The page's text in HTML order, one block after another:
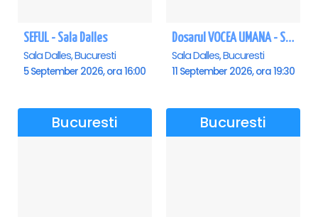
SEFUL - Sala Dalles
Sala Dalles, Bucuresti
5 September 2026, ora 16:00
Dosarul VOCEA UMANA - Sala Dalles
Sala Dalles, Bucuresti
11 September 2026, ora 19:30
Bucuresti Bucuresti